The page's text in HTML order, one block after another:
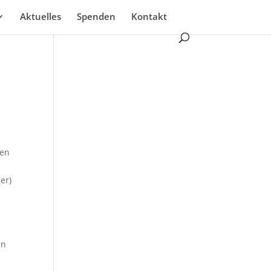
Aktuelles Spenden Kontakt